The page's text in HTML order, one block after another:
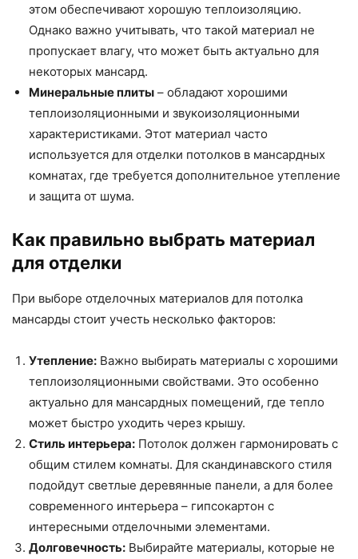
этом обеспечивают хорошую теплоизоляцию.
Однако важно учитывать, что такой материал не
пропускает влагу, что может быть актуально для
некоторых мансард.
Минеральные плиты – обладают хорошими
теплоизоляционными и звукоизоляционными
характеристиками. Этот материал часто
используется для отделки потолков в мансардных
комнатах, где требуется дополнительное утепление
и защита от шума.
Как правильно выбрать материал
для отделки
При выборе отделочных материалов для потолка
мансарды стоит учесть несколько факторов:
Утепление: Важно выбирать материалы с хорошими
теплоизоляционными свойствами. Это особенно
актуально для мансардных помещений, где тепло
может быстро уходить через крышу.
Стиль интерьера: Потолок должен гармонировать с
общим стилем комнаты. Для скандинавского стиля
подойдут светлые деревянные панели, а для более
современного интерьера – гипсокартон с
интересными отделочными элементами.
Долговечность: Выбирайте материалы, которые не